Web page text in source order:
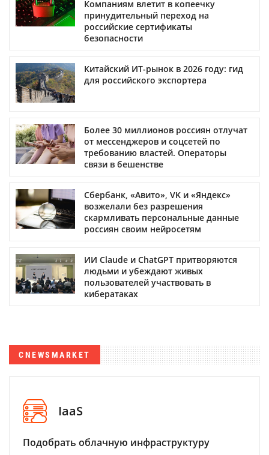
Компаниям влетит в копеечку
принудительный переход на
российские сертификаты
безопасности
Китайский ИТ-рынок в 2026 году: гид
для российского экспортера
Более 30 миллионов россиян отлучат
от мессенджеров и соцсетей по
требованию властей. Операторы
связи в бешенстве
Сбербанк, «Авито», VK и «Яндекс»
возжелали без разрешения
скармливать персональные данные
россиян своим нейросетям
ИИ Claude и ChatGPT притворяются
людьми и убеждают живых
пользователей участвовать в
кибератаках
CNEWSMARKET
IaaS
Подобрать облачную инфраструктуру